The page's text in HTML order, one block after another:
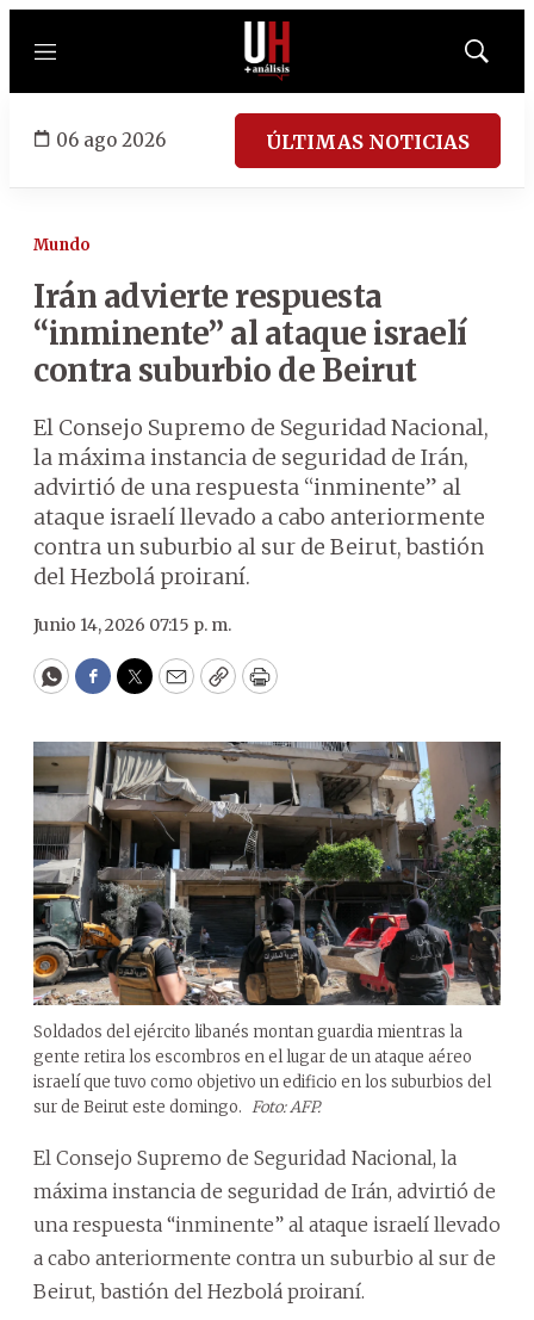
Menú
Mostrar
06 ago 2026 ÚLTIMAS NOTICIAS
Mundo
Irán advierte respuesta
“inminente” al ataque israelí
contra suburbio de Beirut
El Consejo Supremo de Seguridad Nacional,
la máxima instancia de seguridad de Irán,
advirtió de una respuesta “inminente” al
ataque israelí llevado a cabo anteriormente
contra un suburbio al sur de Beirut, bastión
del Hezbolá proiraní.
Junio 14, 2026 07:15 p. m.
WhatsApp
Facebook
Twitter
EmailCopyPrint
Soldados del ejército libanés montan guardia mientras la
gente retira los escombros en el lugar de un ataque aéreo
israelí que tuvo como objetivo un edificio en los suburbios del
sur de Beirut este domingo. Foto: AFP.
El Consejo Supremo de Seguridad Nacional, la
máxima instancia de seguridad de Irán, advirtió de
una respuesta “inminente” al ataque israelí llevado
a cabo anteriormente contra un suburbio al sur de
Beirut, bastión del Hezbolá proiraní.